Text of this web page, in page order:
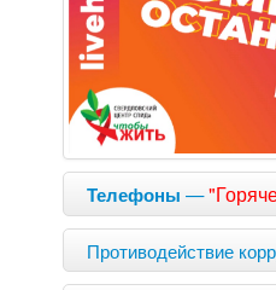
Телефоны —
Противодействие